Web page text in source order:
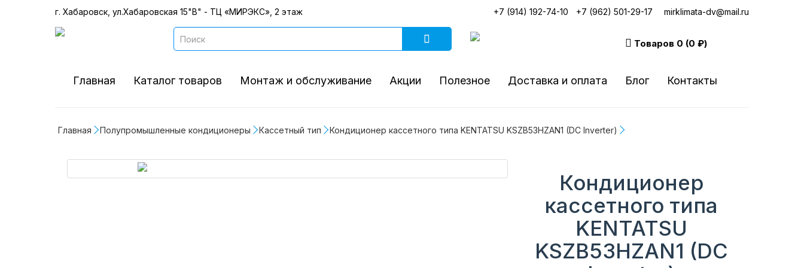
г. Хабаровск, ул.Хабаровская 15"В" - ТЦ «МИРЭКС», 2 этаж +7 (914) 192-74-10 +7 (962) 501-29-17 mirklimata-dv@mail.ru
Товаров 0 (0 ₽)
Главная Каталог товаров Монтаж и обслуживание Акции Полезное Доставка и оплата Блог Контакты
Главная Полупромышленные кондиционеры Кассетный тип Кондиционер кассетного типа KENTATSU KSZB53HZAN1 (DC Inverter)
Кондиционер
кассетного типа
KENTATSU
KSZB53HZAN1 (DC